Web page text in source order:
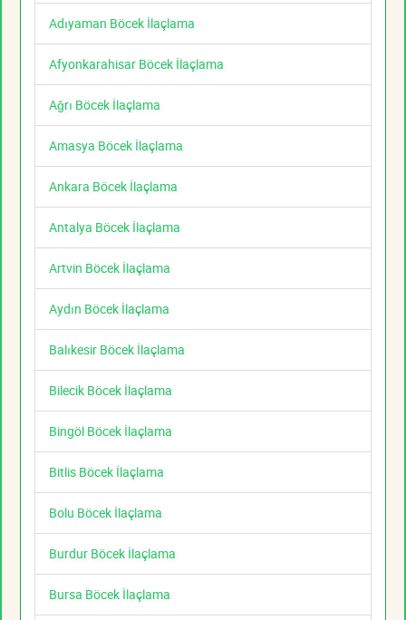
Adıyaman Böcek İlaçlama
Afyonkarahisar Böcek İlaçlama
Ağrı Böcek İlaçlama
Amasya Böcek İlaçlama
Ankara Böcek İlaçlama
Antalya Böcek İlaçlama
Artvin Böcek İlaçlama
Aydın Böcek İlaçlama
Balıkesir Böcek İlaçlama
Bilecik Böcek İlaçlama
Bingöl Böcek İlaçlama
Bitlis Böcek İlaçlama
Bolu Böcek İlaçlama
Burdur Böcek İlaçlama
Bursa Böcek İlaçlama